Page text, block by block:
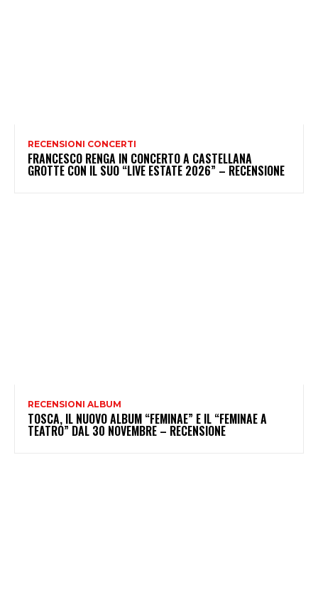
RECENSIONI CONCERTI
FRANCESCO RENGA IN CONCERTO A CASTELLANA
GROTTE CON IL SUO “LIVE ESTATE 2026” – RECENSIONE
RECENSIONI ALBUM
TOSCA, IL NUOVO ALBUM “FEMINAE” E IL “FEMINAE A
TEATRO” DAL 30 NOVEMBRE – RECENSIONE